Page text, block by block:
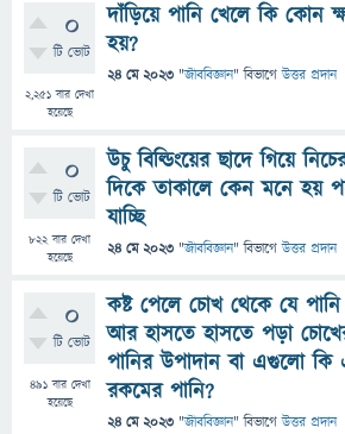
0
টি ভোট
2,251 বার দেখা
হয়েছে
দাঁড়িয়ে পানি খেলে কি কোন
হয়?
24 মে 2023 "জীববিজ্ঞান" বিভাগে উত্তর প্রদান
0
টি ভোট
822বার দেখা
হয়েছে
উচু বিল্ডিংয়ের ছাদে গিয়ে
দিকে তাকালে কেন মনে হয়
যাচ্ছি
24 মে 2023 "জীববিজ্ঞান" বিভাগে উত্তর প্রদান
0
টি ভোট
491বার দেখা
হয়েছে
কষ্ট পেলে চোখ থেকে যে
আর হাসতে হাসতে পড়া
পানির উপাদান বা এগুলো
রকমের পানি?
24 মে 2023 "জীববিজ্ঞান" বিভাগে উত্তর প্রদান